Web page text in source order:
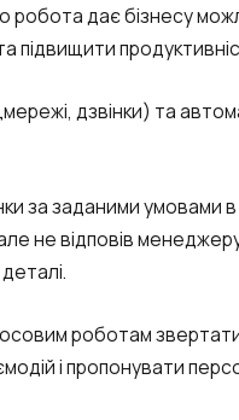
дає бізнесу
підвищити
дзвінки) та
за заданими умовами в
не відповів
роботам
і пропонувати